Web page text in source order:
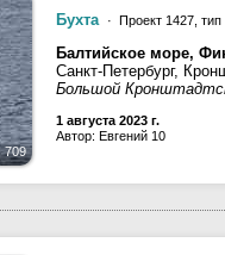
709
Бухта · Проект 1427,
Балтийское море,
Санкт-Петербург,
Большой
1 августа 2023 г.
Автор: Евгений 10